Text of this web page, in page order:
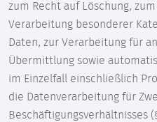
zum Recht auf Löschung,
Verarbeitung besonderer
Daten, zur Verarbeitung für
Übermittlung sowie
im Einzelfall einschließlich
die Datenverarbeitung für
Beschäftigungsverhältnisses